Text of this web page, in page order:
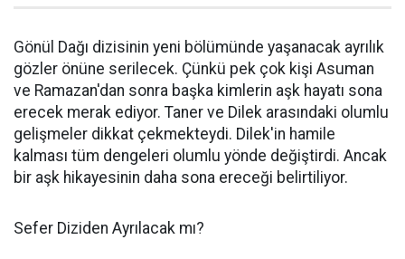
Gönül Dağı dizisinin yeni bölümünde yaşanacak ayrılık
gözler önüne serilecek. Çünkü pek çok kişi Asuman
ve Ramazan'dan sonra başka kimlerin aşk hayatı sona
erecek merak ediyor. Taner ve Dilek arasındaki olumlu
gelişmeler dikkat çekmekteydi. Dilek'in hamile
kalması tüm dengeleri olumlu yönde değiştirdi. Ancak
bir aşk hikayesinin daha sona ereceği belirtiliyor.
Sefer Diziden Ayrılacak mı?